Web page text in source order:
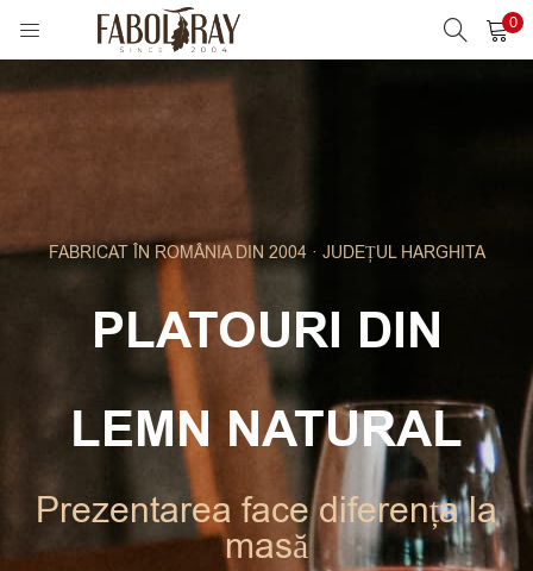
0
FABRICAT ÎN ROMÂNIA DIN 2004 · JUDEȚUL HARGHITA
PLATOURI DIN
LEMN NATURAL
Prezentarea face diferența la
masă
AUTENTIFICARE
Alternative:
Ține-mă minte.
Autentificare
Parolă uitată?